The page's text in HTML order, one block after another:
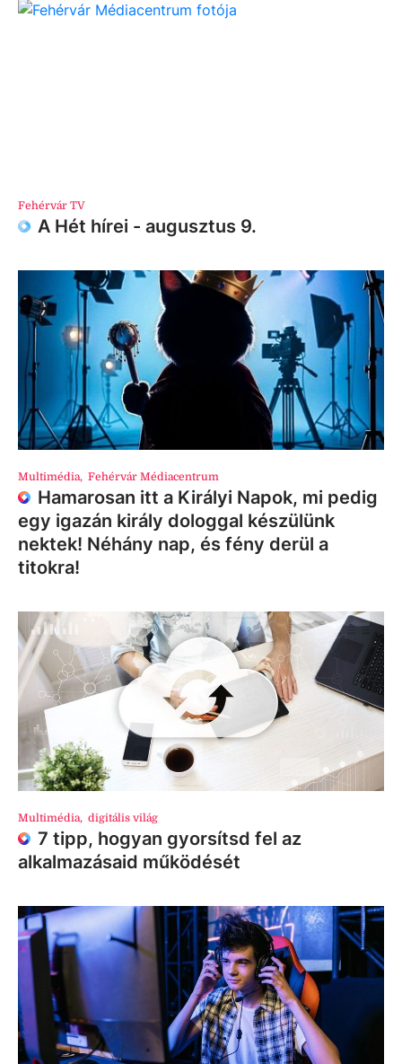
Fehérvár TV
A Hét hírei - augusztus 9.
Multimédia, Fehérvár Médiacentrum
Hamarosan itt a Királyi Napok, mi pedig
egy igazán király dologgal készülünk
nektek! Néhány nap, és fény derül a
titokra!
Multimédia, digitális világ
7 tipp, hogyan gyorsítsd fel az
alkalmazásaid működését